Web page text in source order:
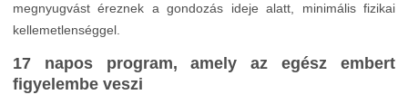
megnyugvást éreznek a gondozás ideje alatt, minimális fizikai
kellemetlenséggel.
17 napos program, amely az egész embert
figyelembe veszi